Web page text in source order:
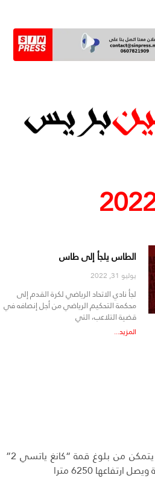
الطاس يلجأ إلى طاس
يوليو 31, 2022
لجأ نادي الاتحاد الرياضي لكرة القدم إلى
محكمة التحكيم الرياضي من أجل إنصافه في
قضية التلاعب، التي
المزيد...
متسلق مغربي عمره 15 يتمكن من بلوغ قمة “كانغ ياتسي 2”
6250 مترا